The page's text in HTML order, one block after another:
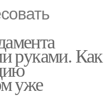
руками. Как
уже